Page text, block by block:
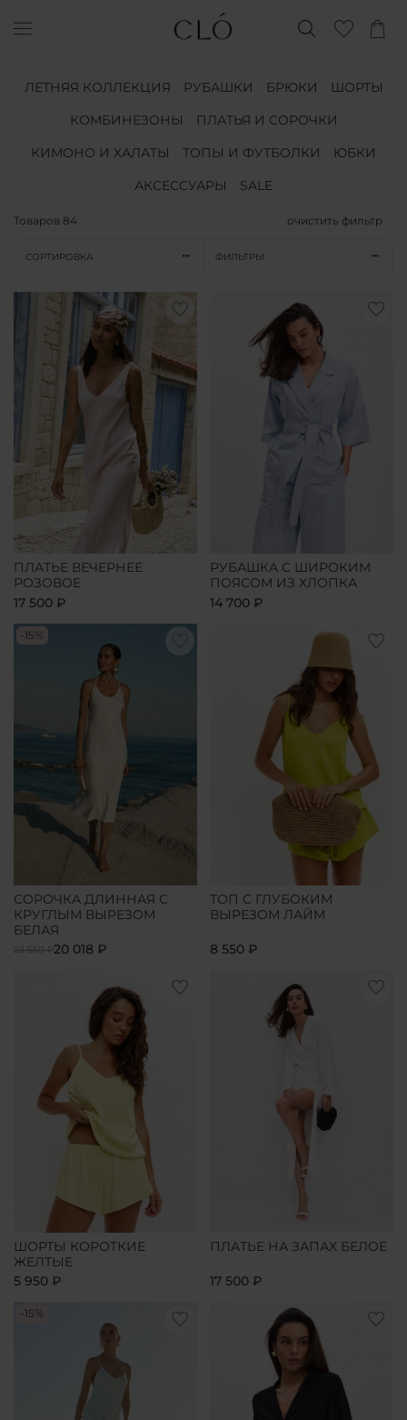
ЛЕТНЯЯ КОЛЛЕКЦИЯ РУБАШКИ БРЮКИ
ШОРТЫ
КОМБИНЕЗОНЫ
ПЛАТЬЯ И СОРОЧКИ
КИМОНО И ХАЛАТЫ
ТОПЫ И ФУТБОЛКИ
ЮБКИ
АКСЕССУАРЫ
SALE
Товаров 84 очистить фильтр
СОРТИРОВКА ФИЛЬТРЫ
ПЛАТЬЕ ВЕЧЕРНЕЕ
РОЗОВОЕ
17 500 ₽
РУБАШКА С ШИРОКИМ
ПОЯСОМ ИЗ ХЛОПКА
14 700 ₽
-15%
СОРОЧКА ДЛИННАЯ С
КРУГЛЫМ ВЫРЕЗОМ
БЕЛАЯ
23 550 ₽20 018 ₽
ТОП С ГЛУБОКИМ
ВЫРЕЗОМ ЛАЙМ
8 550 ₽
ШОРТЫ КОРОТКИЕ
ЖЕЛТЫЕ
5 950 ₽
ПЛАТЬЕ НА ЗАПАХ БЕЛОЕ
17 500 ₽
-15%